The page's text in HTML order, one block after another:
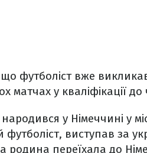
футболіст вже
матчах у кваліфікації
у Німеччині у
виступав за
родина переїхала до